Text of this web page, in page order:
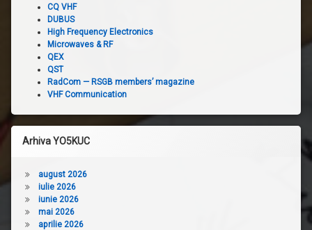
CQ VHF
DUBUS
High Frequency Electronics
Microwaves & RF
QEX
QST
RadCom — RSGB members’ magazine
VHF Communication
Arhiva YO5KUC
august 2026
iulie 2026
iunie 2026
mai 2026
aprilie 2026